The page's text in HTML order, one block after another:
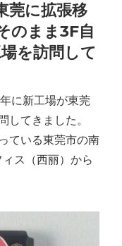
に拡張移
のまま3F自
を訪問して
に新工場が東莞
てきました。
ている東莞市の南
ス（西丽）から